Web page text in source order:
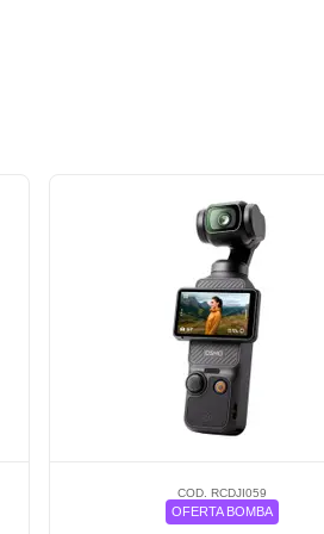
COD. RCDJI059
OFERTA BOMBA